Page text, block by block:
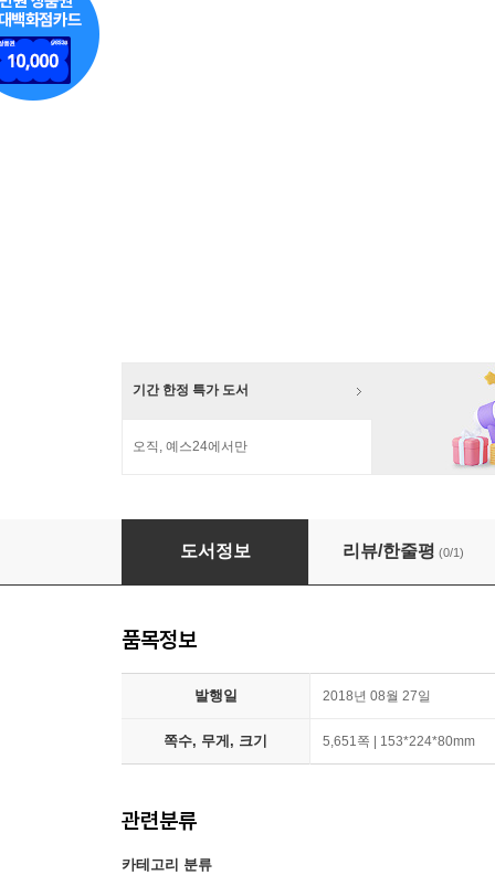
기간 한정 특가 도서
오직, 예스24에서만
국제주의 전통 자료집 세트
도서정보 리뷰/한줄평 (0/1)
품목정보
발행일 2018년 08월 27일
쪽수, 무게, 크기 5,651쪽 | 153*224*80mm
관련분류
카테고리 분류